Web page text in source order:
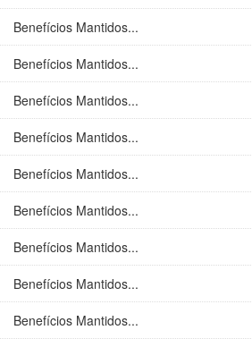
Benefícios Mantidos...
Benefícios Mantidos...
Benefícios Mantidos...
Benefícios Mantidos...
Benefícios Mantidos...
Benefícios Mantidos...
Benefícios Mantidos...
Benefícios Mantidos...
Benefícios Mantidos...